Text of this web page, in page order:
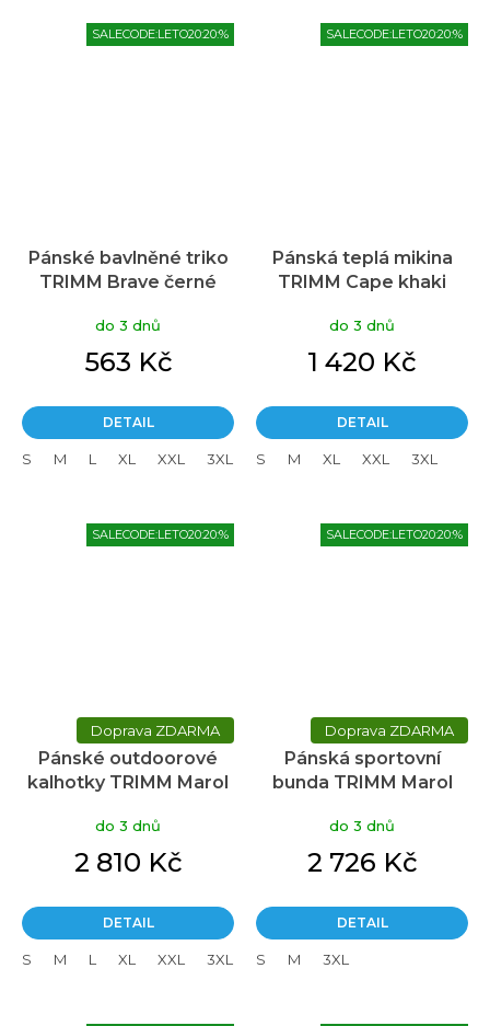
SALECODE:LETO20:20:%
Pánské bavlněné triko
TRIMM Brave černé
do 3 dnů
563 Kč
DETAIL
S M L XL XXL 3XL
SALECODE:LETO20:20:%
Pánská teplá mikina
TRIMM Cape khaki
do 3 dnů
1 420 Kč
DETAIL
S M XL XXL 3XL
SALECODE:LETO20:20:%
ZDARMA
Pánské outdoorové
kalhotky TRIMM Marol
do 3 dnů
2 810 Kč
DETAIL
S M L XL XXL 3XL
SALECODE:LETO20:20:%
ZDARMA
Pánská sportovní
bunda TRIMM Marol
do 3 dnů
2 726 Kč
DETAIL
S M 3XL